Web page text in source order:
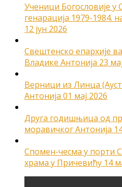
Ученици Богословије
генарација 1979-1984.
12 јун 2026
Свештенско епархије
Владике Антонија 23
Верници из Линца
Антонија 01 мај 2026
Друга годишњица од
моравичког Антонија
Спомен-чесма у порти
храма у Причевићу 14